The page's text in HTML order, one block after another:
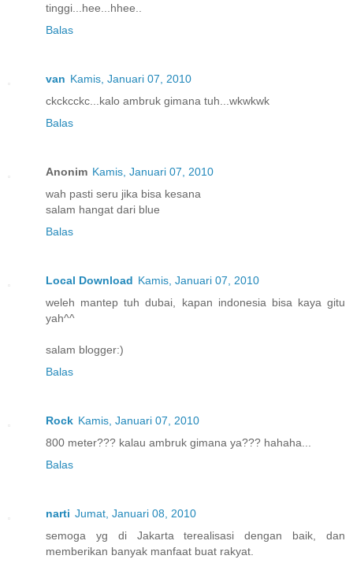
tinggi...hee...hhee..
Balas
van Kamis, Januari 07, 2010
ckckcckc...kalo ambruk gimana tuh...wkwkwk
Balas
Anonim Kamis, Januari 07, 2010
wah pasti seru jika bisa kesana
salam hangat dari blue
Balas
Local Download Kamis, Januari 07, 2010
weleh mantep tuh dubai, kapan indonesia bisa kaya gitu
yah^^
salam blogger:)
Balas
Rock Kamis, Januari 07, 2010
800 meter??? kalau ambruk gimana ya??? hahaha...
Balas
narti Jumat, Januari 08, 2010
semoga yg di Jakarta terealisasi dengan baik, dan
memberikan banyak manfaat buat rakyat.